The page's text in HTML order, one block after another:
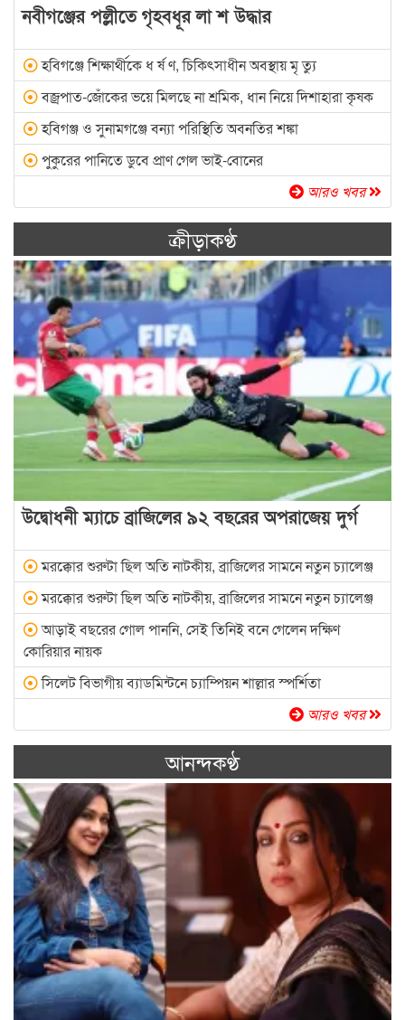
নবীগঞ্জের পল্লীতে গৃহবধূর লা শ উদ্ধার
হবিগঞ্জে শিক্ষার্থীকে ধ র্ষ ণ, চিকিৎসাধীন অবস্থায় মৃ ত্যু
বজ্রপাত-জোঁকের ভয়ে মিলছে না শ্রমিক, ধান নিয়ে দিশাহারা কৃষক
হবিগঞ্জ ও সুনামগঞ্জে বন্যা পরিস্থিতি অবনতির শঙ্কা
পুকুরের পানিতে ডুবে প্রাণ গেল ভাই-বোনের
আরও খবর
ক্রীড়াকণ্ঠ
উদ্বোধনী ম্যাচে ব্রাজিলের ৯২ বছরের অপরাজেয় দুর্গ
মরক্কোর শুরুটা ছিল অতি নাটকীয়, ব্রাজিলের সামনে নতুন চ্যালেঞ্জ
মরক্কোর শুরুটা ছিল অতি নাটকীয়, ব্রাজিলের সামনে নতুন চ্যালেঞ্জ
আড়াই বছরের গোল পাননি, সেই তিনিই বনে গেলেন দক্ষিণ
কোরিয়ার নায়ক
সিলেট বিভাগীয় ব্যাডমিন্টনে চ্যাম্পিয়ন শাল্লার স্পর্শিতা
আরও খবর
আনন্দকণ্ঠ